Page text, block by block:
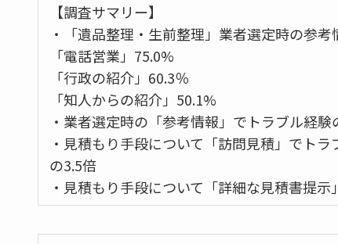
【調査サマリー】
・「遺品整理・生前整理」業者選定時の参
「電話営業」75.0%
「行政の紹介」60.3％
「知人からの紹介」50.1%
・業者選定時の「参考情報」でトラブル経
・見積もり手段について「訪問見積」でト
の3.5倍
・見積もり手段について「詳細な見積書提